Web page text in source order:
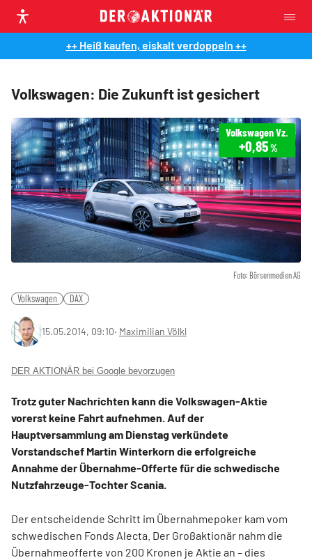
++ Heiß kaufen, eiskalt verdoppeln ++
Volkswagen: Die Zukunft ist gesichert
Foto: Börsenmedien AG
Volkswagen Vz.
+0,85%
Volkswagen DAX
15.05.2014, 09:10‧ Maximilian Völkl
DER AKTIONÄR bei Google bevorzugen
Trotz guter Nachrichten kann die Volkswagen-Aktie
vorerst keine Fahrt aufnehmen. Auf der
Hauptversammlung am Dienstag verkündete
Vorstandschef Martin Winterkorn die erfolgreiche
Annahme der Übernahme-Offerte für die schwedische
Nutzfahrzeuge-Tochter Scania.
Der entscheidende Schritt im Übernahmepoker kam vom
schwedischen Fonds Alecta. Der Großaktionär nahm die
Übernahmeofferte von 200 Kronen je Aktie an – dies